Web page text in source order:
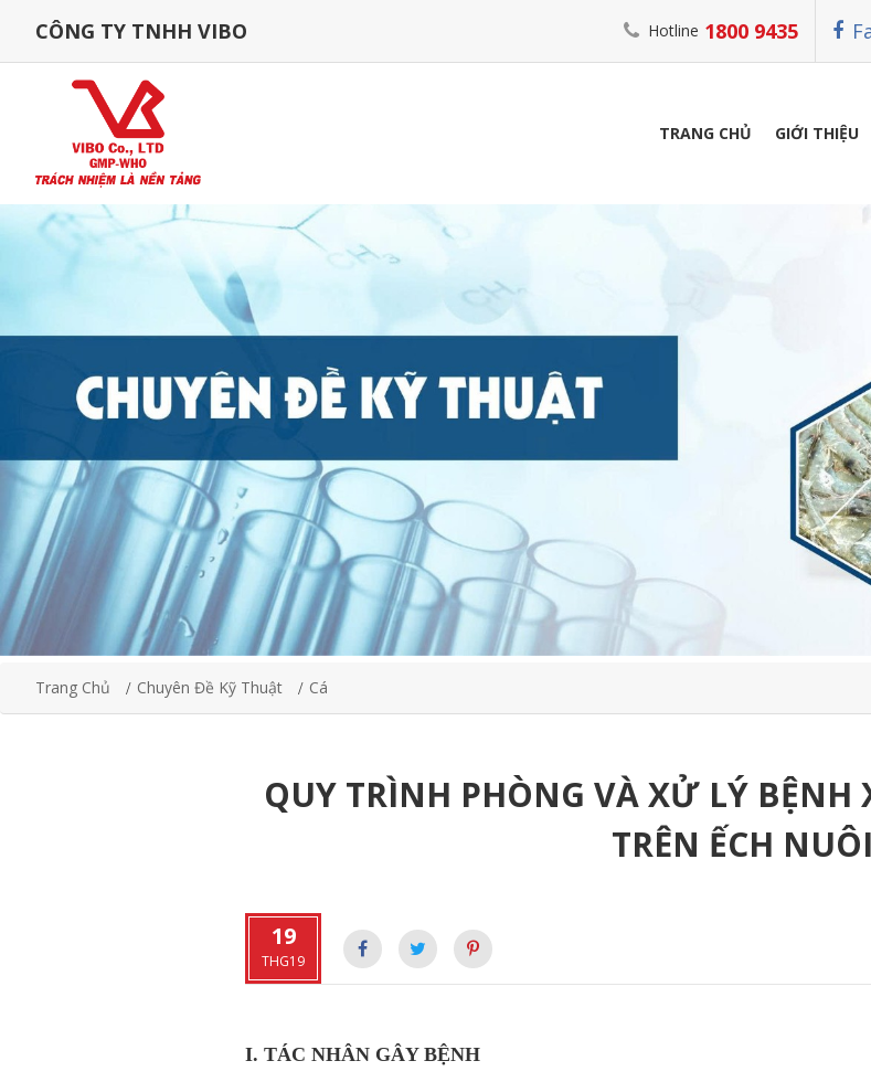
CÔNG TY TNHH VIBO Hotline 1800 9435
TRANG CHỦ GIỚI THIỆU
Trang Chủ Chuyên Đề Kỹ Thuật Cá
QUY TRÌNH PHÒNG VÀ XỬ LÝ
TRÊN ẾCH NUÔI
19
THG19
I. TÁC NHÂN GÂY BỆNH